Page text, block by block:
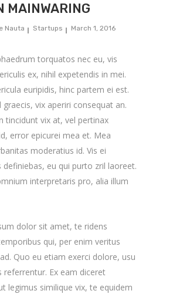
MAINWARING
Nauta Startups March 1, 2016
torquatos nec eu, vis
ex, nihil expetendis in mei.
euripidis, hinc partem ei est.
graecis, vix aperiri consequat an.
tincidunt vix at, vel pertinax
error epicurei mea et. Mea
moderatius id. Vis ei
definiebas, eu qui purto zril laoreet.
interpretaris pro, alia illum
dolor sit amet, te ridens
qui, per enim veritus
Quo eu etiam exerci dolore, usu
referrentur. Ex eam diceret
legimus similique vix, te equidem